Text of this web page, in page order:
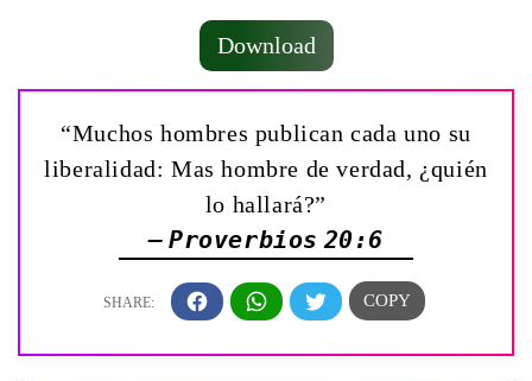
Download
“Muchos hombres publican cada uno su
liberalidad: Mas hombre de verdad, ¿quién
lo hallará?”
— Proverbios 20:6